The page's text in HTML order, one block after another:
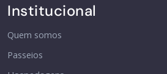
Institucional
Quem somos
Passeios